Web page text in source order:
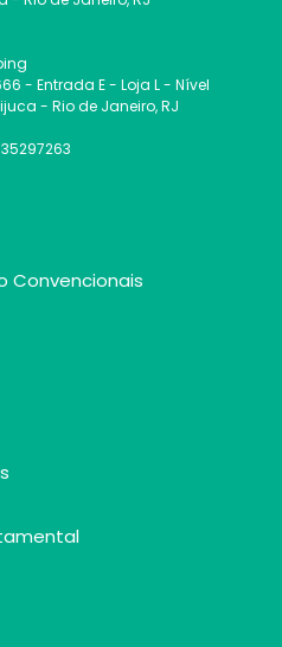
- Entrada E - Loja L - Nível
- Rio de Janeiro, RJ
Convencionais